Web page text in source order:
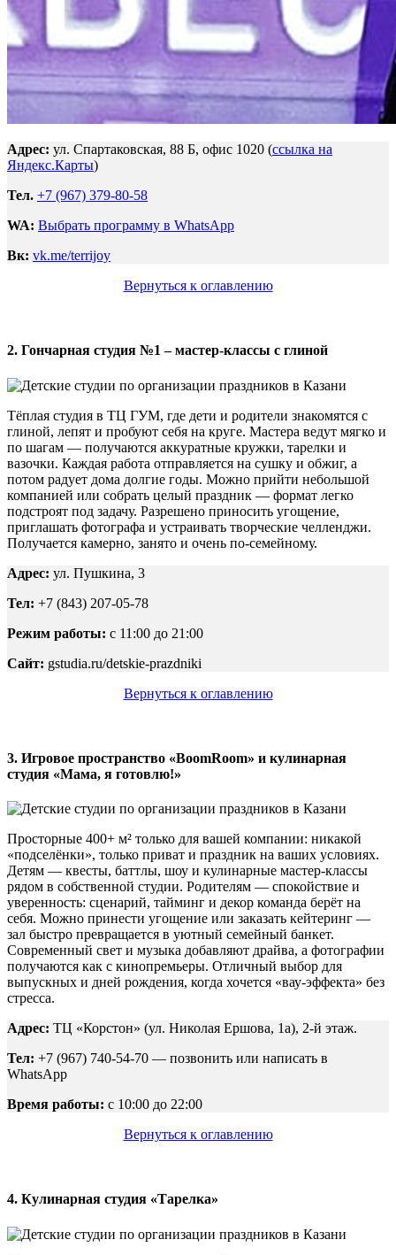
Адрес: ул. Спартаковская, 88 Б, офис 1020 (ссылка на
Яндекс.Карты)
Тел. +7 (967) 379-80-58
WA: Выбрать программу в WhatsApp
Вк: vk.me/terrijoy
Вернуться к оглавлению
2. Гончарная студия №1 – мастер-классы с глиной
Тёплая студия в ТЦ ГУМ, где дети и родители знакомятся с
глиной, лепят и пробуют себя на круге. Мастера ведут мягко и
по шагам — получаются аккуратные кружки, тарелки и
вазочки. Каждая работа отправляется на сушку и обжиг, а
потом радует дома долгие годы. Можно прийти небольшой
компанией или собрать целый праздник — формат легко
подстроят под задачу. Разрешено приносить угощение,
приглашать фотографа и устраивать творческие челленджи.
Получается камерно, занято и очень по-семейному.
Адрес: ул. Пушкина, 3
Тел: +7 (843) 207-05-78
Режим работы: с 11:00 до 21:00
Сайт: gstudia.ru/detskie-prazdniki
Вернуться к оглавлению
3. Игровое пространство «BoomRoom» и кулинарная
студия «Мама, я готовлю!»
Просторные 400+ м² только для вашей компании: никакой
«подселёнки», только приват и праздник на ваших условиях.
Детям — квесты, баттлы, шоу и кулинарные мастер-классы
рядом в собственной студии. Родителям — спокойствие и
уверенность: сценарий, тайминг и декор команда берёт на
себя. Можно принести угощение или заказать кейтеринг —
зал быстро превращается в уютный семейный банкет.
Современный свет и музыка добавляют драйва, а фотографии
получаются как с кинопремьеры. Отличный выбор для
выпускных и дней рождения, когда хочется «вау-эффекта» без
стресса.
Адрес: ТЦ «Корстон» (ул. Николая Ершова, 1а), 2-й этаж.
Тел: +7 (967) 740-54-70 — позвонить или написать в
WhatsApp
Время работы: с 10:00 до 22:00
Вернуться к оглавлению
4. Кулинарная студия «Тарелка»